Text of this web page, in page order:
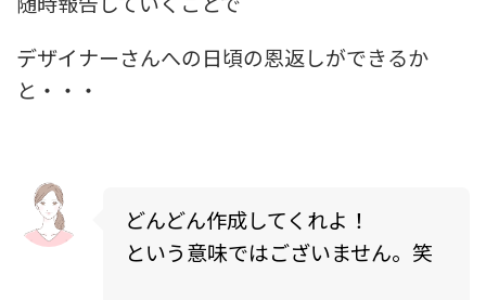
デザイナーさんへの日頃の恩返しができるか
と・・・
どんどん作成してくれよ！
という意味ではございません。笑